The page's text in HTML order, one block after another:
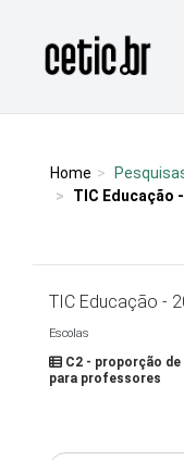
Página inicial
Home
TIC Educação
TIC Educação -
Escolas
C2 - proporção
para professores